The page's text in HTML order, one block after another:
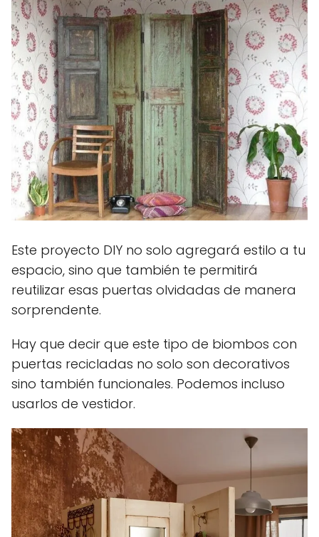
Este proyecto DIY no solo agregará estilo a tu
espacio, sino que también te permitirá
reutilizar esas puertas olvidadas de manera
sorprendente.
Hay que decir que este tipo de biombos con
puertas recicladas no solo son decorativos
sino también funcionales. Podemos incluso
usarlos de vestidor.